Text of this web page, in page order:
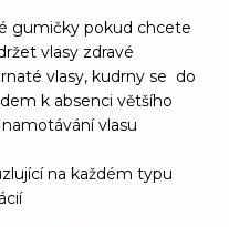
gumičky pokud chcete
vlasy zdravé
vlasy, kudrny se do
k absenci většího
vlasu
na každém typu